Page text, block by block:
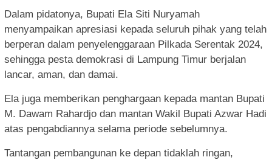
Dalam pidatonya, Bupati Ela Siti Nuryamah
menyampaikan apresiasi kepada seluruh pihak yang telah
berperan dalam penyelenggaraan Pilkada Serentak 2024,
sehingga pesta demokrasi di Lampung Timur berjalan
lancar, aman, dan damai.
Ela juga memberikan penghargaan kepada mantan Bupati
M. Dawam Rahardjo dan mantan Wakil Bupati Azwar Hadi
atas pengabdiannya selama periode sebelumnya.
Tantangan pembangunan ke depan tidaklah ringan,